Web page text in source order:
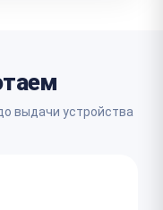
выдачи устройства